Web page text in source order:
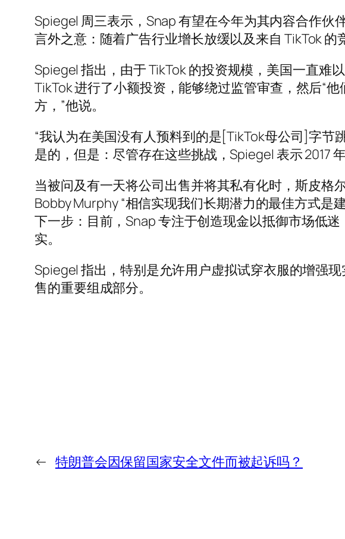
Spiegel 周三表示，Snap 有望在今年为其内容合作伙
言外之意：随着广告行业增长放缓以及来自 TikTok 的
Spiegel 指出，由于 TikTok 的投资规模，美国一直难
TikTok 进行了小额投资，能够绕过监管审查，然后“
方，”他说。
“我认为在美国没有人预料到的是[TikTok母公司]字节
是的，但是：尽管存在这些挑战，Spiegel 表示 2017
当被问及有一天将公司出售并将其私有化时，斯皮格
Bobby Murphy “相信实现我们长期潜力的最佳方式是
下一步：目前，Snap 专注于创造现金以抵御市场低
实。
Spiegel 指出，特别是允许用户虚拟试穿衣服的增强
售的重要组成部分。
← 特朗普会因保留国家安全文件而被起诉吗？